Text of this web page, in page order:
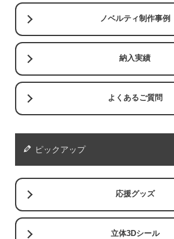
ノベルティ制作事例
納入実績
よくあるご質問
ピックアップ
応援グッズ
立体3Dシール